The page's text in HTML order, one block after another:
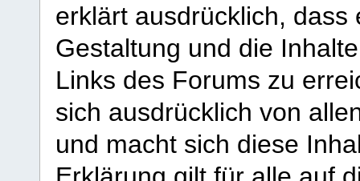
erklärt ausdrücklich,
Gestaltung und die
Links des Forums zu
sich ausdrücklich von
und macht sich diese